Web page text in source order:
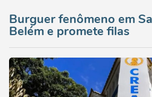
Burguer fenômeno em
Belém e promete filas